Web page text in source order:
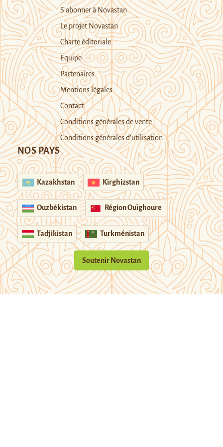
S’abonner à Novastan
Le projet Novastan
Charte éditoriale
Equipe
Partenaires
Mentions légales
Contact
Conditions générales de vente
Conditions générales d’utilisation
NOS PAYS
Kazakhstan Kirghizstan
Ouzbékistan Région Ouïghoure
Tadjikistan Turkménistan
Soutenir Novastan